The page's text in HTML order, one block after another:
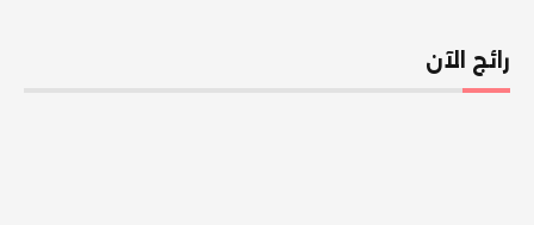
رائج الآن